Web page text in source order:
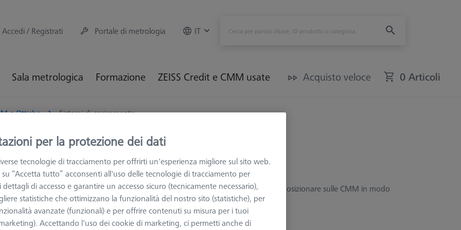
Accedi / Registrati Portale di metrologia IT
Sala metrologica Formazione ZEISS Credit e CMM usate Acquisto veloce 0 Articoli
e Ottiche Sistemi di caricamento
di caricamento
caricamento facilitato ZEISS, studiati per permettere agli operatori di caricare e posizionare sulle CMM in modo
ergonomico i particolari da controllare.
per la protezione dei dati
tecnologie di tracciamento per offrirti un'esperienza migliore sul sito web.
su “Accetta tutto” acconsenti all'uso delle tecnologie di tracciamento per
dettagli di accesso e garantire un accesso sicuro (tecnicamente necessario),
statistiche che ottimizzano la funzionalità del nostro sito (statistiche), per
avanzate (funzionali) e per offrire contenuti su misura per i tuoi
Accettando l'uso dei cookie di marketing, ci permetti anche di